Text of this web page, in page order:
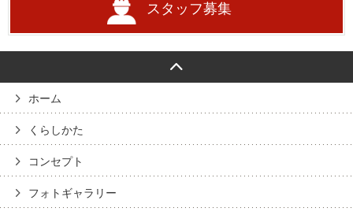
スタッフ募集
ホーム
くらしかた
コンセプト
フォトギャラリー